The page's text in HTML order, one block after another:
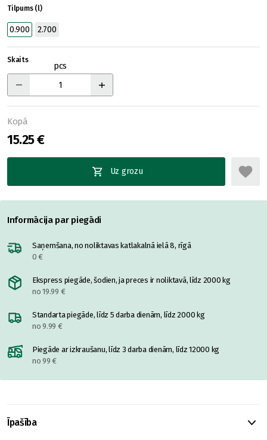
Tilpums (l)
0.900 2.700
Skaits
pcs
Kopā
15.25 €
Uz grozu
Informācija par piegādi
Saņemšana, no noliktavas katlakalnā ielā 8, rīgā
0 €
Ekspress piegāde, šodien, ja preces ir noliktavā, līdz 2000 kg
no 19.99 €
Standarta piegāde, līdz 5 darba dienām, līdz 2000 kg
no 9.99 €
Piegāde ar izkraušanu, līdz 3 darba dienām, līdz 12000 kg
no 99 €
Īpašība